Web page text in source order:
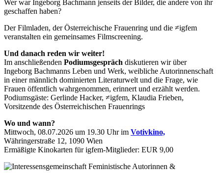
Wer war Ingeborg Bachmann jenseits der Bilder, die andere von ihr
geschaffen haben?
Der Filmladen, der Österreichische Frauenring und die ≠igfem
veranstalten ein gemeinsames Filmscreening.
Und danach reden wir weiter!
Im anschließenden Podiumsgespräch diskutieren wir über
Ingeborg Bachmanns Leben und Werk, weibliche Autorinnenschaft
in einer männlich dominierten Literaturwelt und die Frage, wie
Frauen öffentlich wahrgenommen, erinnert und erzählt werden.
Podiumsgäste: Gerlinde Hacker, ≠igfem, Klaudia Frieben,
Vorsitzende des Österreichischen Frauenrings
Wo und wann?
Mittwoch, 08.07.2026 um 19.30 Uhr im Votivkino,
Währingerstraße 12, 1090 Wien
Ermäßigte Kinokarten für igfem-Mitglieder: EUR 9,00
&